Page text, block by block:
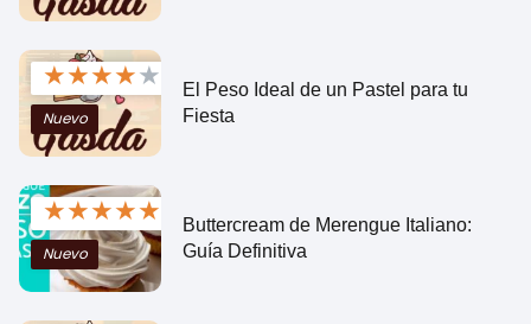
★★★★★
Nuevo
El Peso Ideal de un Pastel para tu
Fiesta
★★★★★
Nuevo
Buttercream de Merengue Italiano:
Guía Definitiva